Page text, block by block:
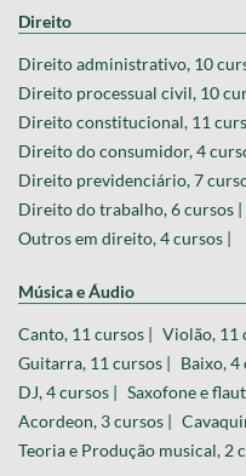
Direito
Direito administrativo, 10
Direito processual civil, 10
Direito constitucional, 11
Direito do consumidor, 4
Direito previdenciário, 7
Direito do trabalho, 6 cursos |
Outros em direito, 4 cursos |
Música e Áudio
Canto, 11 cursos | Violão, 11
Guitarra, 11 cursos |
Baixo, 4
DJ, 4 cursos |
Saxofone e
Acordeon, 3 cursos |
Teoria e Produção musical, 2